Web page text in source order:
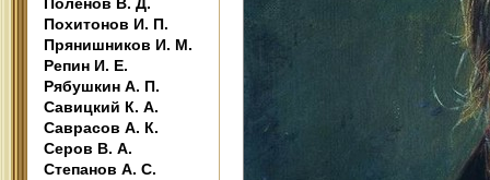
Похитонов И. П.
Прянишников И. М.
Репин И. Е.
Рябушкин А. П.
Савицкий К. А.
Саврасов А. К.
Серов В. А.
Степанов А. С.